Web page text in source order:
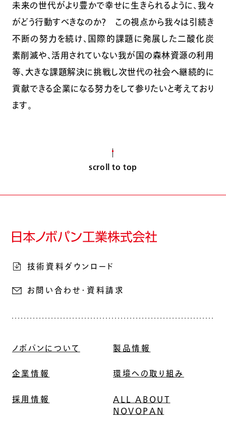
未来の世代がより豊かで幸せに生きられるように、我々
がどう行動すべきなのか？ この視点から我々は引続き
不断の努力を続け、国際的課題に発展した二酸化炭
素削減や、活用されていない我が国の森林資源の利用
等、大きな課題解決に挑戦し次世代の社会へ継続的に
貢献できる企業になる努力をして参りたいと考えており
ます。
scroll to top
技術資料ダウンロード
お問い合わせ・資料請求
ノボパンについて 製品情報
企業情報 環境への取り組み
採用情報
ALL ABOUT
NOVOPAN